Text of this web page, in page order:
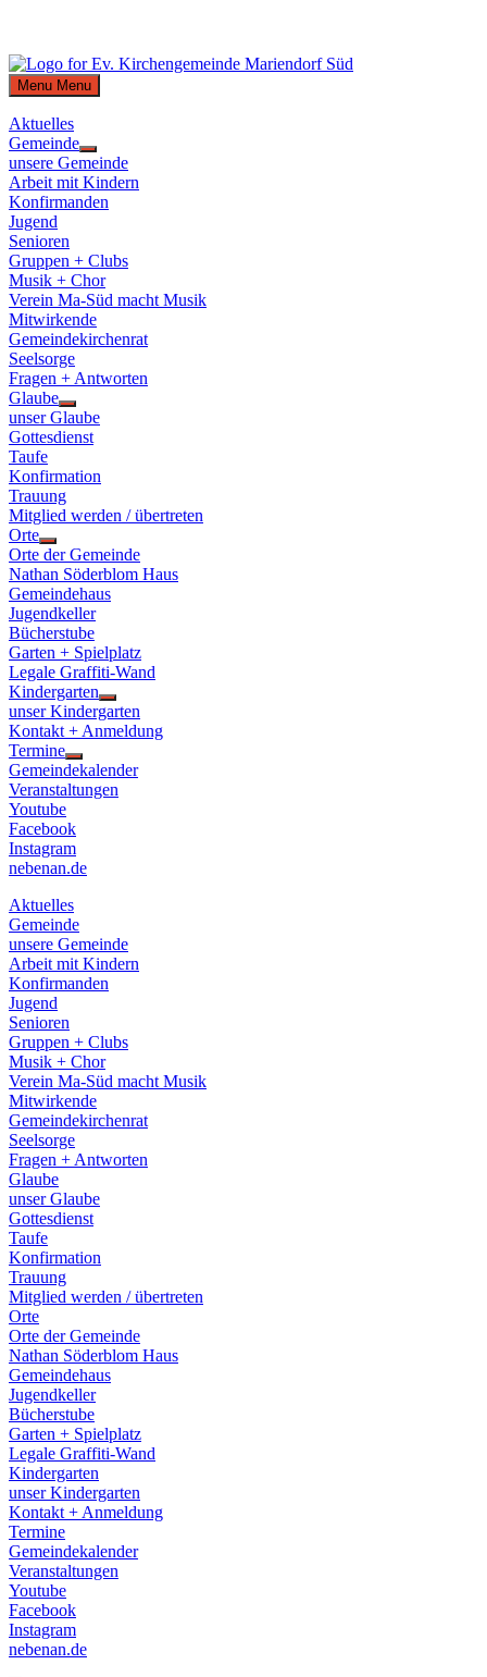
Skip
to
content
Menu Menu
Aktuelles
Gemeinde
Show
sub
menu
unsere Gemeinde
Arbeit mit Kindern
Konfirmanden
Jugend
Senioren
Gruppen + Clubs
Musik + Chor
Verein Ma-Süd macht Musik
Mitwirkende
Gemeindekirchenrat
Seelsorge
Fragen + Antworten
Glaube
Show
sub
menu
unser Glaube
Gottesdienst
Taufe
Konfirmation
Trauung
Mitglied werden / übertreten
Orte
Show
sub
menu
Orte der Gemeinde
Nathan Söderblom Haus
Gemeindehaus
Jugendkeller
Bücherstube
Garten + Spielplatz
Legale Graffiti-Wand
Kindergarten
Show
sub
menu
unser Kindergarten
Kontakt + Anmeldung
Termine
Show
sub
menu
Gemeindekalender
Veranstaltungen
Youtube
Facebook
Instagram
nebenan.de
Aktuelles
Gemeinde
unsere Gemeinde
Arbeit mit Kindern
Konfirmanden
Jugend
Senioren
Gruppen + Clubs
Musik + Chor
Verein Ma-Süd macht Musik
Mitwirkende
Gemeindekirchenrat
Seelsorge
Fragen + Antworten
Glaube
unser Glaube
Gottesdienst
Taufe
Konfirmation
Trauung
Mitglied werden / übertreten
Orte
Orte der Gemeinde
Nathan Söderblom Haus
Gemeindehaus
Jugendkeller
Bücherstube
Garten + Spielplatz
Legale Graffiti-Wand
Kindergarten
unser Kindergarten
Kontakt + Anmeldung
Termine
Gemeindekalender
Veranstaltungen
Youtube
Facebook
Instagram
nebenan.de